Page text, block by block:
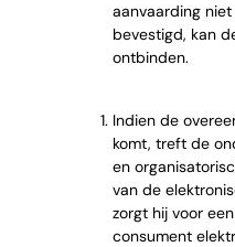
aanvaarding
bevestigd, kan
ontbinden.
Indien de
komt, treft de
en
van de
zorgt hij voor
consument